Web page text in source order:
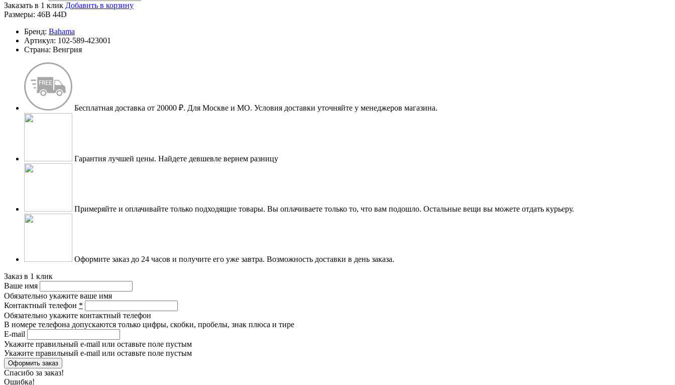
Заказать в 1 клик Добавить в корзину
Размеры: 46B 44D
Бренд: Bahama
Артикул: 102-589-423001
Страна: Венгрия
Бесплатная доставка от 20000 ₽. Для Москве и МО. Условия доставки уточняйте у менеджеров магазина.
Гарантия лучшей цены. Найдете девшевле вернем разницу
Примеряйте и оплачивайте только подходящие товары. Вы оплачиваете только то, что вам подошло. Остальные вещи вы можете отдать курьеру.
Оформите заказ до 24 часов и получите его уже завтра. Возможность доставки в день заказа.
Заказ в 1 клик
Ваше имя
Обязательно укажите ваше имя
Контактный телефон *
Обязательно укажите контактный телефон
В номере телефона допускаются только цифры, скобки, пробелы, знак плюса и тире
E-mail
Укажите правильный e-mail или оставьте поле пустым
Укажите правильный e-mail или оставьте поле пустым
Спасибо за заказ!
Ошибка!